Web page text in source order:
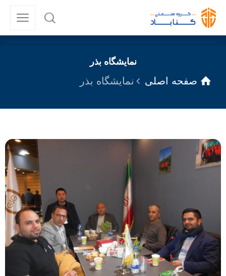
نمایشگاه بذر
صفحه اصلی نمایشگاه بذر